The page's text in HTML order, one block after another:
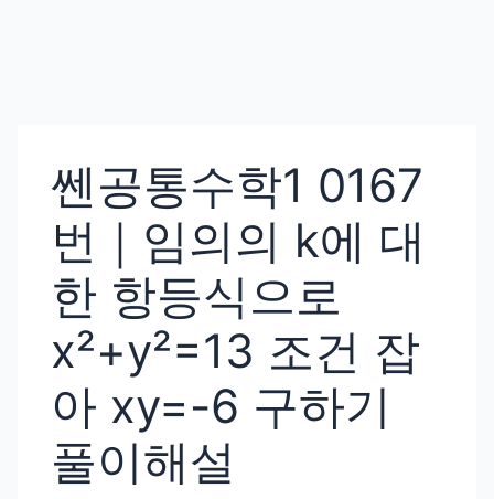
쎈공통수학1 0167
번｜임의의 k에 대
한 항등식으로
x²+y²=13 조건 잡
아 xy=-6 구하기
풀이해설